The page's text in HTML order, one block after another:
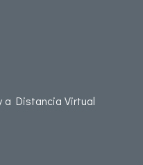
a Distancia Virtual